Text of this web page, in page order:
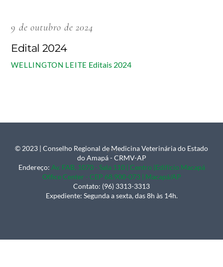
9 de outubro de 2024
Edital 2024
WELLINGTON LEITE Editais 2024
Back
To
Top
© 2023 | Conselho Regional de Medicina Veterinária do Estado
do Amapá - CRMV-AP
Endereço: Av. FAB, 1070 - Sala 110 | Centro |Edifício Macapá
Office Center - CEP 68.900-073 | Macapá/AP
Contato: (96) 3313-3313
Expediente: Segunda a sexta, das 8h às 14h.